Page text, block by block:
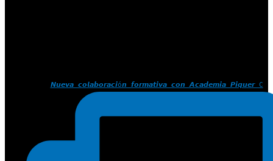
𝙉𝙪𝙚𝙫𝙖 𝙘𝙤𝙡𝙖𝙗𝙤𝙧𝙖𝙘𝙞ó𝙣 𝙛𝙤𝙧𝙢𝙖𝙩𝙞𝙫𝙖 𝙘𝙤𝙣 𝘼𝙘𝙖𝙙𝙚𝙢𝙞𝙖 𝙋𝙞𝙦𝙪𝙚𝙧 C